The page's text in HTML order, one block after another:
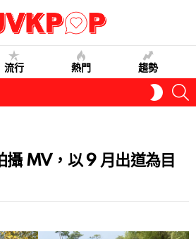
流行 熱門 趨勢
SKIN
攝 MV，以 9 月出道為目